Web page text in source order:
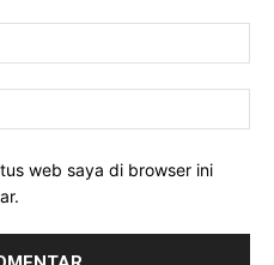
web saya di browser ini